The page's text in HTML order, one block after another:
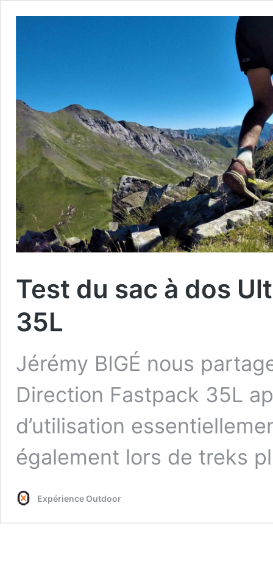
Test du sac à dos
35L
Jérémy BIGÉ nous
Direction Fastpack 35L
d’utilisation
également lors de treks
Expérience Outdoor